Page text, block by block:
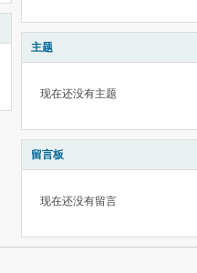
主题
现在还没有主题
留言板
现在还没有留言